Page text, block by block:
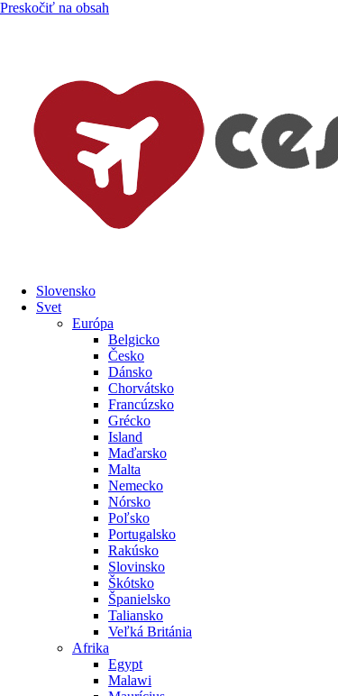
Preskočiť na obsah
Slovensko
Svet
Európa
Belgicko
Česko
Dánsko
Chorvátsko
Francúzsko
Grécko
Island
Maďarsko
Malta
Nemecko
Nórsko
Poľsko
Portugalsko
Rakúsko
Slovinsko
Škótsko
Španielsko
Taliansko
Veľká Británia
Afrika
Egypt
Malawi